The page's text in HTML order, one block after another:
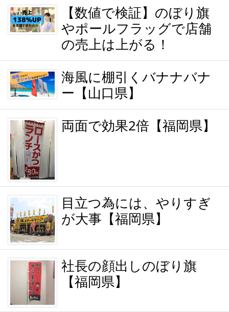
【数値で検証】のぼり旗
やポールフラッグで店舗
の売上は上がる！
海風に棚引くバナナバナ
ー【山口県】
両面で効果2倍【福岡県】
目立つ為には、やりすぎ
が大事【福岡県】
社長の顔出しのぼり旗
【福岡県】